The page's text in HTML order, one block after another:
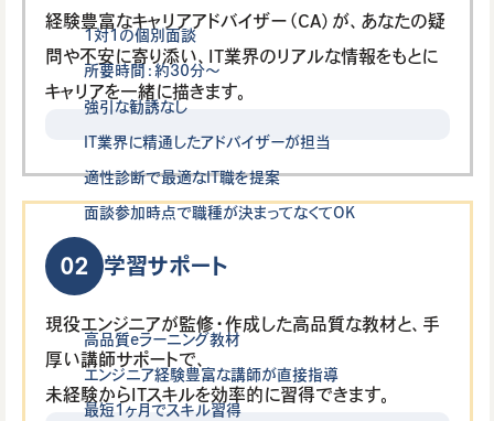
経験豊富なキャリアアドバイザー（CA）が、あなたの疑
問や不安に寄り添い、IT業界のリアルな情報をもとに
キャリアを一緒に描きます。
1対1の個別面談
所要時間：約30分〜
強引な勧誘なし
IT業界に精通したアドバイザーが担当
適性診断で最適なIT職を提案
面談参加時点で職種が決まってなくてOK
02 学習サポート
現役エンジニアが監修・作成した高品質な教材と、手
厚い講師サポートで、
未経験からITスキルを効率的に習得できます。
高品質eラーニング教材
エンジニア経験豊富な講師が直接指導
最短1ヶ月でスキル習得